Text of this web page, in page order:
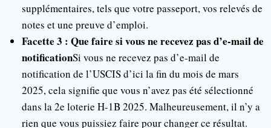
supplémentaires, tels que votre passeport, vos relevés de
notes et une preuve d’emploi.
Facette 3 : Que faire si vous ne recevez pas d’e-mail de
notificationSi vous ne recevez pas d’e-mail de
notification de l’USCIS d’ici la fin du mois de mars
2025, cela signifie que vous n’avez pas été sélectionné
dans la 2e loterie H-1B 2025. Malheureusement, il n’y a
rien que vous puissiez faire pour changer ce résultat.